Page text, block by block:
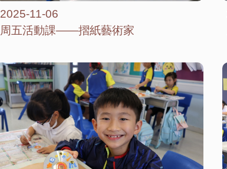
2025-11-06
周五活動課——摺紙藝術家